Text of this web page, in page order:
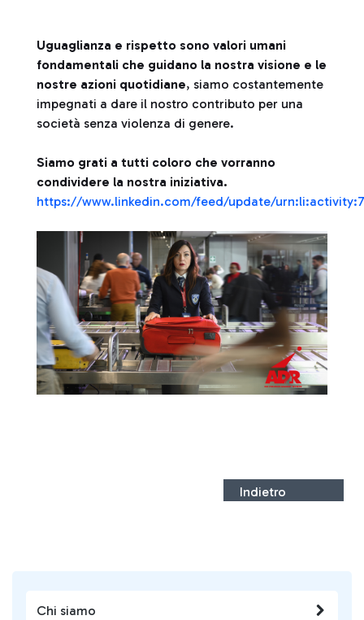
Chi siamo
Uguaglianza e rispetto sono valori umani
fondamentali che guidano la nostra visione e le
nostre azioni quotidiane, siamo costantemente
impegnati a dare il nostro contributo per una
società senza violenza di genere.
Siamo grati a tutti coloro che vorranno
condividere la nostra iniziativa.
https://www.linkedin.com/feed/update/
Indietro